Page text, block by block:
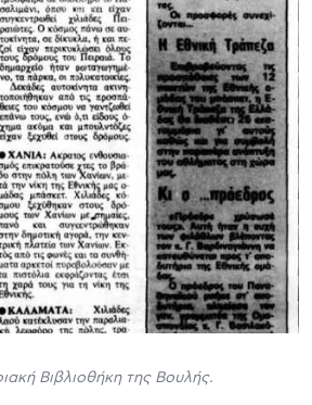
Βιβλιοθήκη της Βουλής.